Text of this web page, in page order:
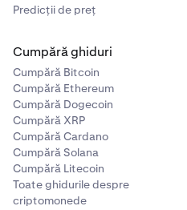
Predicții de preț
Cumpără ghiduri
Cumpără Bitcoin
Cumpără Ethereum
Cumpără Dogecoin
Cumpără XRP
Cumpără Cardano
Cumpără Solana
Cumpără Litecoin
Toate ghidurile despre
criptomonede